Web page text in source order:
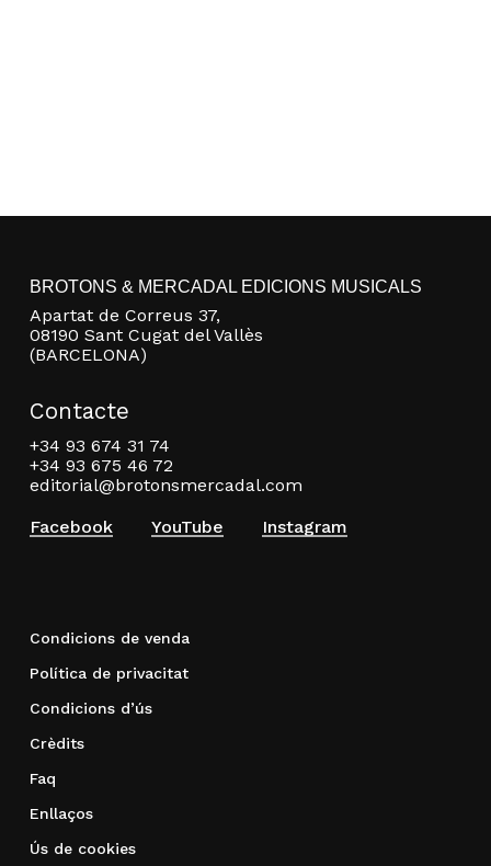
BROTONS & MERCADAL EDICIONS MUSICALS
Apartat de Correus 37,
08190 Sant Cugat del Vallès
(BARCELONA)
Contacte
+34 93 674 31 74
+34 93 675 46 72
editorial@brotonsmercadal.com
Facebook
YouTube Instagram
Condicions de venda
Política de privacitat
Condicions d’ús
Crèdits
Faq
Enllaços
Ús de cookies